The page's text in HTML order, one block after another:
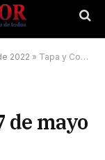
2022 » Tapa y Contratapa 27 de mayo de 2026
de mayo